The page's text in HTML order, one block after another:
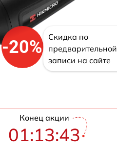
-20%
Скидка по
предварительной
записи на сайте
Конец акции
01:13:42